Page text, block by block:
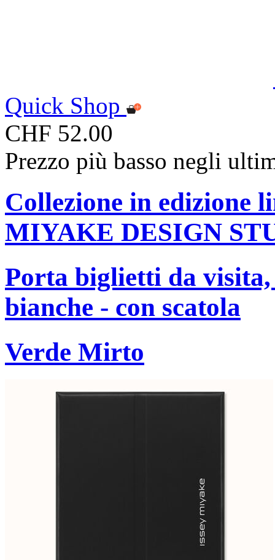
Quick Shop
CHF 52.00
Prezzo più basso negli
Collezione in edizione
MIYAKE DESIGN
Porta biglietti da
bianche - con scatola
Verde Mirto